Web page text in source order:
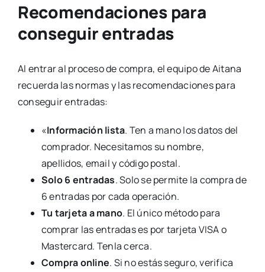
Recomendaciones para
conseguir entradas
Al entrar al proceso de compra, el equipo de Aitana
recuerda las normas y las recomendaciones para
conseguir entradas:
«Información lista. Ten a mano los datos del
comprador. Necesitamos su nombre,
apellidos, email y código postal.
Solo 6 entradas. Solo se permite la compra de
6 entradas por cada operación.
Tu tarjeta a mano. El único método para
comprar las entradas es por tarjeta VISA o
Mastercard. Tenla cerca.
Compra online. Si no estás seguro, verifica